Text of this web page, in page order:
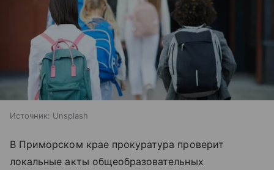
Источник: Unsplash
В Приморском крае прокуратура проверит
локальные акты общеобразовательных